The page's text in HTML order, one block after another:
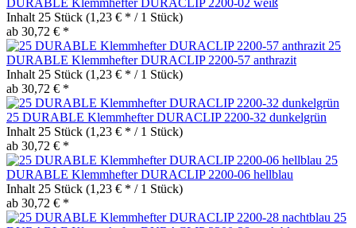
DURABLE Klemmhefter DURACLIP 2200-02 weiß
Inhalt 25 Stück (1,23 € * / 1 Stück)
ab 30,72 € *
25
DURABLE Klemmhefter DURACLIP 2200-57 anthrazit
Inhalt 25 Stück (1,23 € * / 1 Stück)
ab 30,72 € *
25 DURABLE Klemmhefter DURACLIP 2200-32 dunkelgrün
Inhalt 25 Stück (1,23 € * / 1 Stück)
ab 30,72 € *
25
DURABLE Klemmhefter DURACLIP 2200-06 hellblau
Inhalt 25 Stück (1,23 € * / 1 Stück)
ab 30,72 € *
25